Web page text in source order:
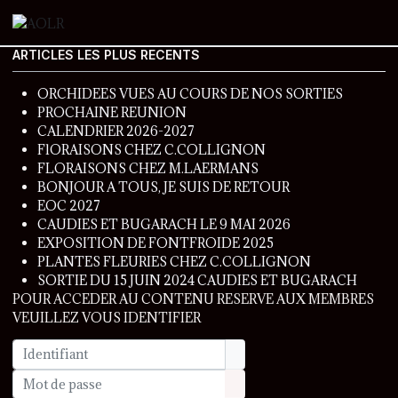
ARTICLES LES PLUS RECENTS
ORCHIDEES VUES AU COURS DE NOS SORTIES
PROCHAINE REUNION
CALENDRIER 2026-2027
FlORAISONS CHEZ C.COLLIGNON
FLORAISONS CHEZ M.LAERMANS
BONJOUR A TOUS, JE SUIS DE RETOUR
EOC 2027
CAUDIES ET BUGARACH LE 9 MAI 2026
EXPOSITION DE FONTFROIDE 2025
PLANTES FLEURIES CHEZ C.COLLIGNON
SORTIE DU 15 JUIN 2024 CAUDIES ET BUGARACH
POUR ACCEDER AU CONTENU RESERVE AUX MEMBRES
VEUILLEZ VOUS IDENTIFIER
Identifiant
Mot de passe